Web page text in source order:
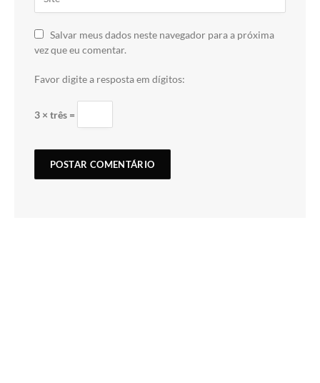
Salvar meus dados neste navegador para a próxima
vez que eu comentar.
Favor digite a resposta em dígitos:
3 × três =